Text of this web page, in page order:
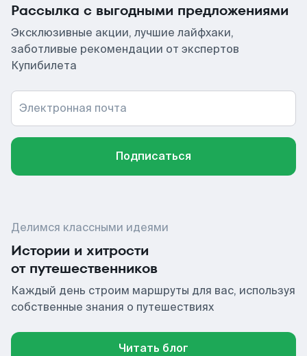
Рассылка с выгодными предложениями
Эксклюзивные акции, лучшие лайфхаки,
заботливые рекомендации от экспертов
Купибилета
Электронная почта
Подписаться
Делимся классными идеями
Истории и хитрости
от путешественников
Каждый день строим маршруты для вас, используя
собственные знания о путешествиях
Читать блог